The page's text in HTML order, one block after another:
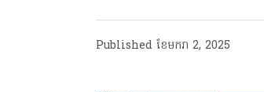
Published ខែ​មករា 2, 2025